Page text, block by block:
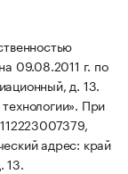
09.08.2011 г. по
д. 13.
При
адрес: край
13.